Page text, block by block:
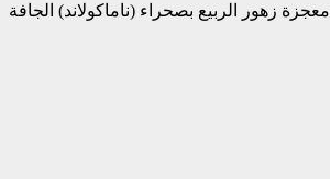
زهور الربيع بصحراء (ناماكولاند) الجافة